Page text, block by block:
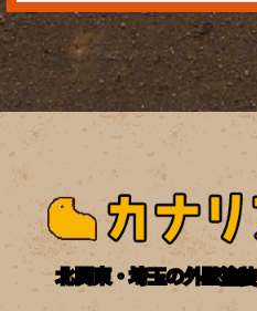
北関東・埼玉の外壁塗